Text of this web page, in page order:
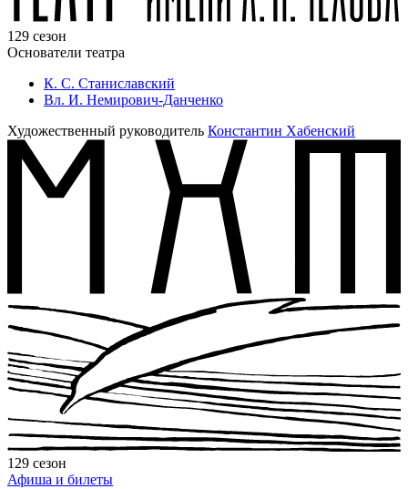
129 сезон
Основатели театра
К. С. Станиславский
Вл. И. Немирович-Данченко
Художественный руководитель Константин Хабенский
129 сезон
Афиша и билеты